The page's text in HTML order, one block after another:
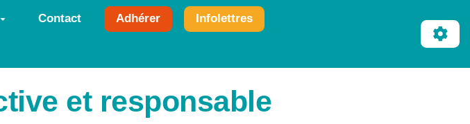
Contact Adhérer Infolettres
et responsable